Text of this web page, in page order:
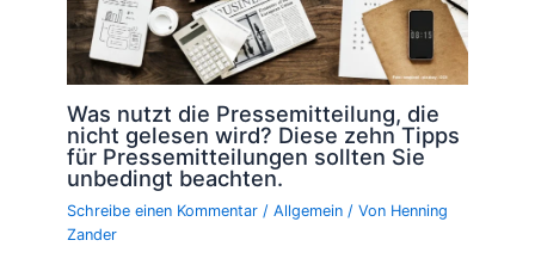
Was nutzt die Pressemitteilung, die
nicht gelesen wird? Diese zehn Tipps
für Pressemitteilungen sollten Sie
unbedingt beachten.
Schreibe einen Kommentar /Allgemein / Von Henning
Zander